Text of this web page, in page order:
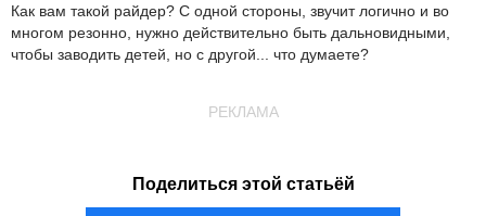
Как вам такой райдер? С одной стороны, звучит логично и во
многом резонно, нужно действительно быть дальновидными,
чтобы заводить детей, но с другой... что думаете?
РЕКЛАМА
Поделиться этой статьёй